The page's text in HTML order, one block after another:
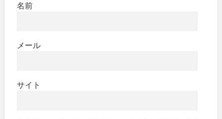
名前
メール
サイト